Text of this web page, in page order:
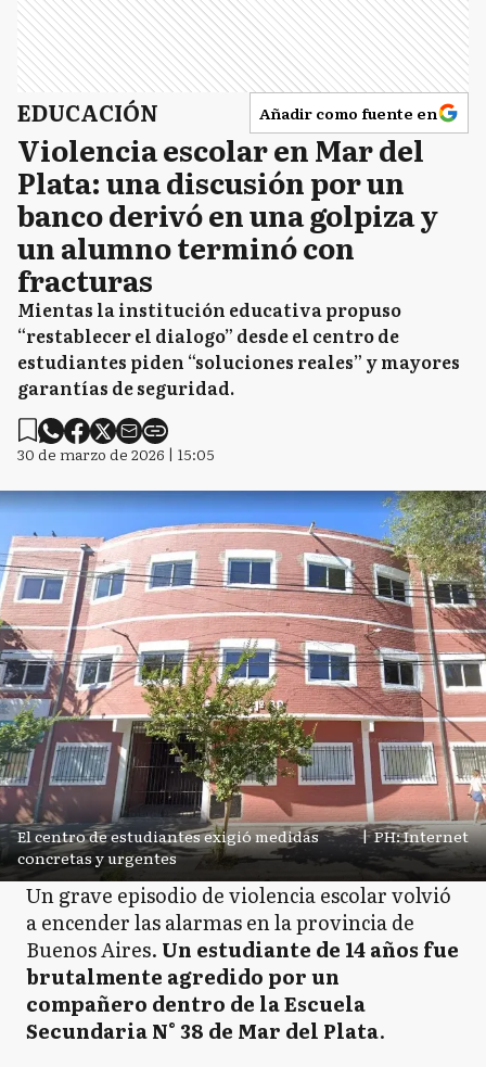
EDUCACIÓN Añadir como fuente en
Violencia escolar en Mar del
Plata: una discusión por un
banco derivó en una golpiza y
un alumno terminó con
fracturas
Mientas la institución educativa propuso
“restablecer el dialogo” desde el centro de
estudiantes piden “soluciones reales” y mayores
garantías de seguridad.
30 de marzo de 2026 | 15:05
El centro de estudiantes exigió medidas
concretas y urgentes
| PH: Internet
Un grave episodio de violencia escolar volvió
a encender las alarmas en la provincia de
Buenos Aires. Un estudiante de 14 años fue
brutalmente agredido por un
compañero dentro de la Escuela
Secundaria N° 38 de Mar del Plata.